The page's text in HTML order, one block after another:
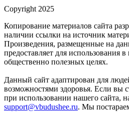
Copyright 2025
Копирование материалов сайта
наличии ссылки на источник
Произведения, размещенные на
предоставляет для использования
общественно полезных целях.
Данный сайт адаптирован для
возможностями здоровья. Если вы
при использовании нашего сайта,
support@vbudushee.ru. Мы